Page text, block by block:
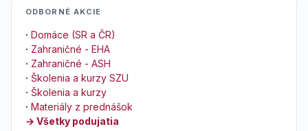
ODBORNÉ AKCIE
· Domáce (SR a ČR)
· Zahraničné - EHA
· Zahraničné - ASH
· Školenia a kurzy SZU
· Školenia a kurzy
· Materiály z prednášok
→ Všetky podujatia